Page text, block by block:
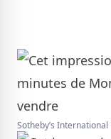
Sotheby’s International